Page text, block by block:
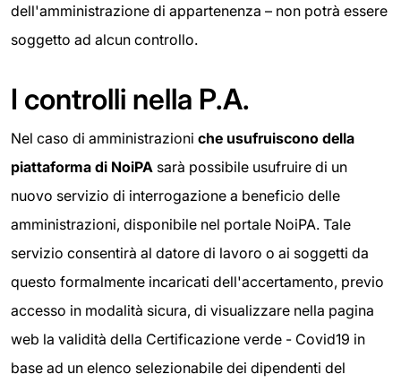
dell'amministrazione di appartenenza – non potrà essere
soggetto ad alcun controllo.
I controlli nella P.A.
Nel caso di amministrazioni che usufruiscono della
piattaforma di NoiPA sarà possibile usufruire di un
nuovo servizio di interrogazione a beneficio delle
amministrazioni, disponibile nel portale NoiPA. Tale
servizio consentirà al datore di lavoro o ai soggetti da
questo formalmente incaricati dell'accertamento, previo
accesso in modalità sicura, di visualizzare nella pagina
web la validità della Certificazione verde - Covid19 in
base ad un elenco selezionabile dei dipendenti del